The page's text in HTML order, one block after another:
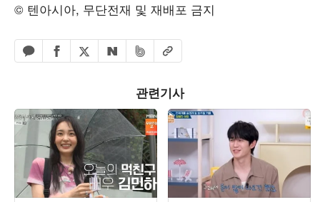
© 텐아시아, 무단전재 및 재배포 금지
카카오톡 공유하기
페이스북 공유하기
엑스 공유하기
네이버 공유하기
밴드 공유하기
URL복사
관련기사